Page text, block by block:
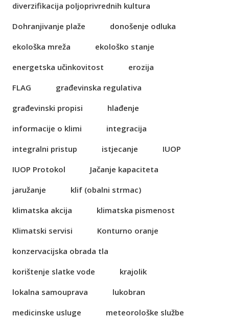
diverzifikacija poljoprivrednih kultura
Dohranjivanje plaže
donošenje odluka
ekološka mreža
ekološko stanje
energetska učinkovitost
erozija
FLAG
građevinska regulativa
građevinski propisi
hlađenje
informacije o klimi
integracija
integralni pristup
istjecanje
IUOP
IUOP Protokol
Jačanje kapaciteta
jaružanje
klif (obalni strmac)
klimatska akcija
klimatska pismenost
Klimatski servisi
Konturno oranje
konzervacijska obrada tla
korištenje slatke vode
krajolik
lokalna samouprava
lukobran
medicinske usluge
meteorološke službe